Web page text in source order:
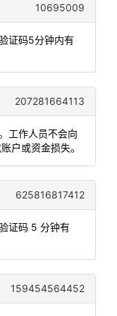
10695009
证码5分钟内有
207281664113
工作人员不会向
户或资金损失。
625816817412
证码 5 分钟有
159454564452